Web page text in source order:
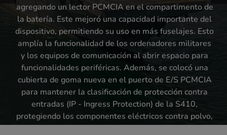
agregando un lector PCMCIA en el compartimento de
la batería. Este mejoró una capacidad importante del
dispositivo, permitiendo su uso en más fuselajes. Esto
amplía la funcionalidad de los ordenadores militares
y los equipos de comunicación al abrir espacio para
funcionalidades periféricas. Además, se colocó una
cubierta de goma nueva en el puerto de E/S PCMCIA
para mantener la clasificación de protección contra
entradas (IP - Ingress Protection) de la S410,
protegiendo los componentes eléctricos contra polvo,
agua y otros cuerpos extraños.
exterior reforzado, el B360 FLM está diseñado para
soportar caídas, golpes y temperaturas extremas. El
dispositivo, personalizable con diversos puertos de
E/S y opciones de autenticación multifactor, garantiza
una conectividad fluida con los equipos de línea de
vuelo, optimizando las operaciones de mantenimiento
de forma segura.
*Getac B360 FLM actualmente solo está disponible
en Norteamérica.
terrenos difíciles, con una integración más rápida,
mínimos problemas de compatibilidad y una
resistencia garantizada cuando más importaba.
MÁS INFORMACIÓN
MÁS INFORMACIÓN
exigidos en operaciones de defensa.
MÁS INFORMACIÓN
MÁS INFORMACIÓN
MÁS INFORMACIÓN
MÁS INFORMACIÓN